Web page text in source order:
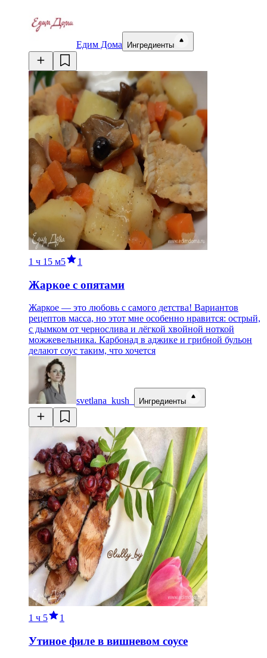
Едим Дома Ингредиенты
1 ч 15 м5 1
Жаркое с опятами
Жаркое — это любовь с самого детства! Вариантов
рецептов масса, но этот мне особенно нравится: острый,
с дымком от чернослива и лёгкой хвойной ноткой
можжевельника. Карбонад в аджике и грибной бульон
делают соус таким, что хочется
svetlana_kush_ Ингредиенты
1 ч 5 1
Утиное филе в вишневом соусе